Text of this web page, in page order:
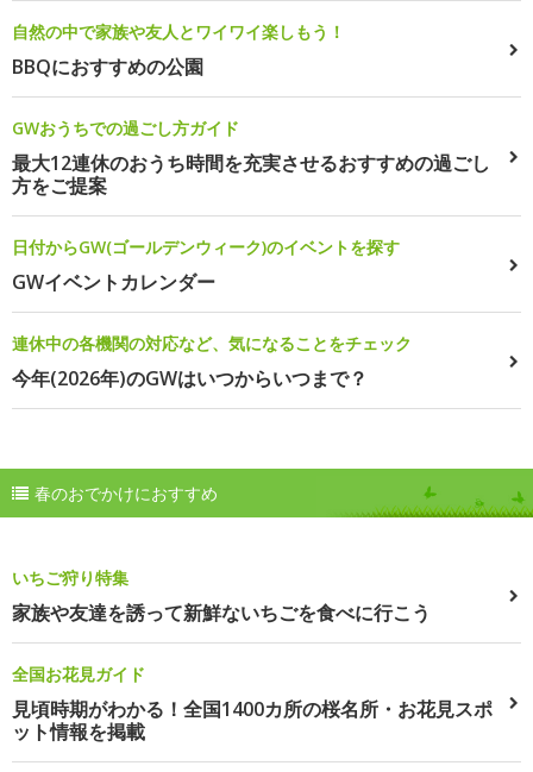
自然の中で家族や友人とワイワイ楽しもう！
BBQにおすすめの公園
GWおうちでの過ごし方ガイド
最大12連休のおうち時間を充実させるおすすめの過ごし
方をご提案
日付からGW(ゴールデンウィーク)のイベントを探す
GWイベントカレンダー
連休中の各機関の対応など、気になることをチェック
今年(2026年)のGWはいつからいつまで？
春のおでかけにおすすめ
いちご狩り特集
家族や友達を誘って新鮮ないちごを食べに行こう
全国お花見ガイド
見頃時期がわかる！全国1400カ所の桜名所・お花見スポ
ット情報を掲載